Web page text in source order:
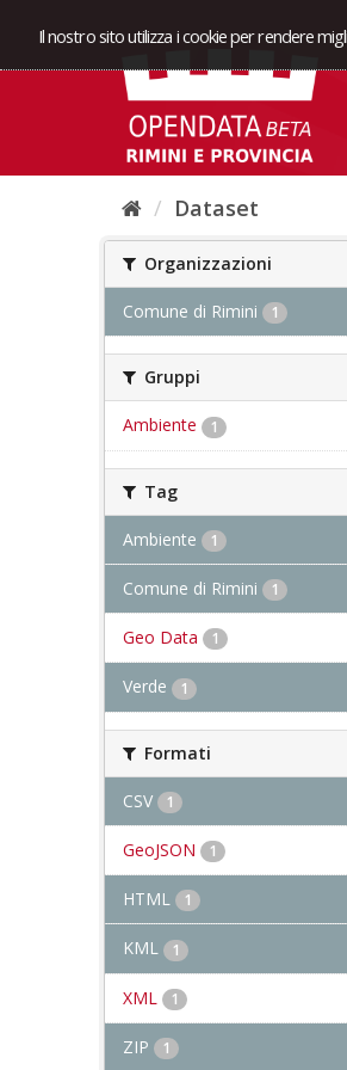
Il nostro sito utilizza i cookie per rendere
Dataset
Organizzazioni
Comune di Rimini 1
Gruppi
Ambiente 1
Tag
Ambiente 1
Comune di Rimini 1
Geo Data 1
Verde 1
Formati
CSV 1
GeoJSON 1
HTML 1
KML 1
XML 1
ZIP 1